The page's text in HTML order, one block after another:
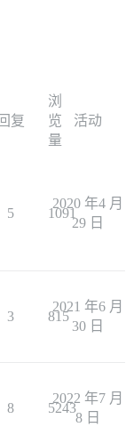
回复
浏
览
量
活动
5 1091
2020 年4 月
29 日
3 815
2021 年6 月
30 日
8 5243
2022 年7 月
8 日